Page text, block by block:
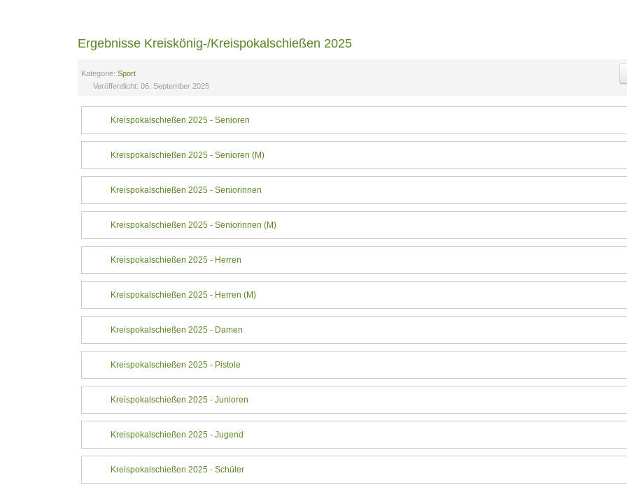
Ergebnisse Kreiskönig-/Kreispokalschießen 2025
Kategorie:Sport
Veröffentlicht: 06. September 2025
Kreispokalschießen 2025 - Senioren
Kreispokalschießen 2025 - Senioren (M)
Kreispokalschießen 2025 - Seniorinnen
Kreispokalschießen 2025 - Seniorinnen (M)
Kreispokalschießen 2025 - Herren
Kreispokalschießen 2025 - Herren (M)
Kreispokalschießen 2025 - Damen
Kreispokalschießen 2025 - Pistole
Kreispokalschießen 2025 - Junioren
Kreispokalschießen 2025 - Jugend
Kreispokalschießen 2025 - Schüler